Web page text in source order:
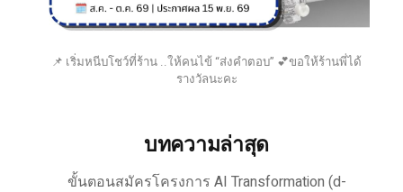
📌 เริ่มหนีบโชว์ที่ร้าน ..ให้คนไข้ “ส่งคำตอบ” 💕ขอให้ร้านพี่ได้
รางวัลนะคะ
บทความล่าสุด
ขั้นตอนสมัครโครงการ AI Transformation (d-